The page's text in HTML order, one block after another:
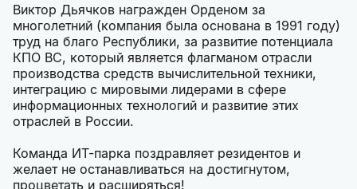
Виктор Дьячков награжден Орденом за
многолетний (компания была основана в 1991 году)
труд на благо Республики, за развитие потенциала
КПО ВС, который является флагманом отрасли
производства средств вычислительной техники,
интеграцию с мировыми лидерами в сфере
информационных технологий и развитие этих
отраслей в России.
Команда ИТ-парка поздравляет резидентов и
желает не останавливаться на достигнутом,
процветать и расширяться!